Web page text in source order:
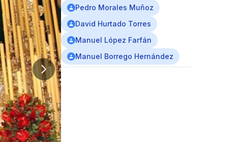
Pedro Morales Muñoz
David Hurtado Torres
Manuel López Farfán
Manuel Borrego Hernández